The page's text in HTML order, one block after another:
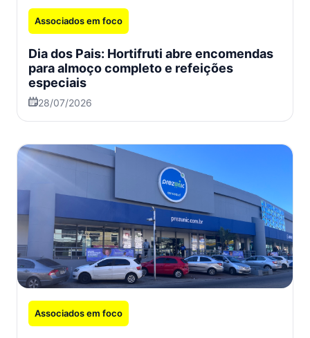
Associados em foco
Dia dos Pais: Hortifruti abre encomendas
para almoço completo e refeições
especiais
28/07/2026
Associados em foco